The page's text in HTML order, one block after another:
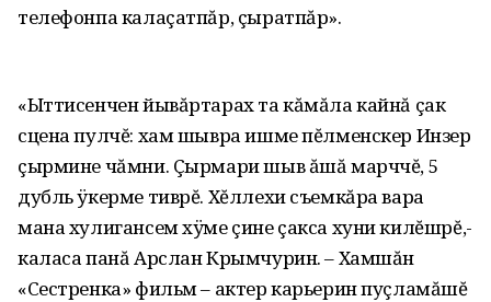
телефонпа калаçатпăр, çыратпăр».
«Ыттисенчен йывăртарах та кăмăла кайнă çак
сцена пулчĕ: хам шывра ишме пĕлменскер Инзер
çырмине чăмни. Çырмари шыв ăшă марччĕ, 5
дубль ÿкерме тиврĕ. Хĕллехи съемкăра вара
мана хулигансем хÿме çине çакса хуни килĕшрĕ,-
каласа панă Арслан Крымчурин. – Хамшăн
«Сестренка» фильм – актер карьерин пуçламăшĕ